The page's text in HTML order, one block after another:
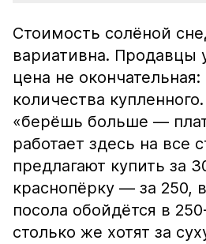
Стоимость солёной
вариативна. Продавцы
цена не окончательная:
количества
«берёшь больше —
работает здесь на все
предлагают купить за
краснопёрку — за 250,
посола обойдётся в
столько же хотят за